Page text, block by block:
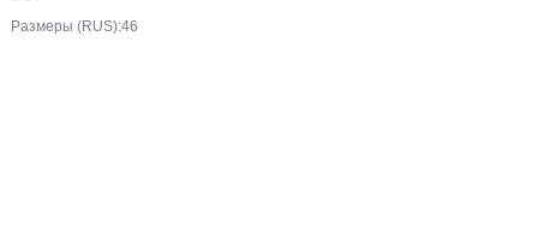
Размеры (RUS):46